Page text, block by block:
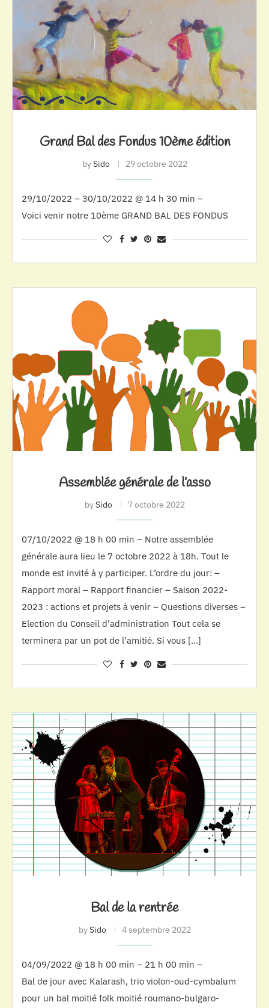
Grand Bal des Fondus 10ème édition
bySido 29 octobre 2022
29/10/2022 – 30/10/2022 @ 14 h 30 min –
Voici venir notre 10ème GRAND BAL DES FONDUS
Assemblée générale de l’asso
bySido 7 octobre 2022
07/10/2022 @ 18 h 00 min – Notre assemblée
générale aura lieu le 7 octobre 2022 à 18h. Tout le
monde est invité à y participer. L’ordre du jour: –
Rapport moral – Rapport financier – Saison 2022-
2023 : actions et projets à venir – Questions diverses –
Election du Conseil d’administration Tout cela se
terminera par un pot de l’amitié. Si vous […]
Bal de la rentrée
bySido 4 septembre 2022
04/09/2022 @ 18 h 00 min – 21 h 00 min –
Bal de jour avec Kalarash, trio violon-oud-cymbalum
pour un bal moitié folk moitié roumano-bulgaro-